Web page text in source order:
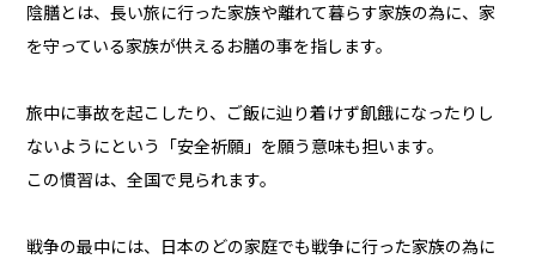
陰膳とは、長い旅に行った家族や離れて暮らす家族の為に、家
を守っている家族が供えるお膳の事を指します。
旅中に事故を起こしたり、ご飯に辿り着けず飢餓になったりし
ないようにという「安全祈願」を願う意味も担います。
この慣習は、全国で見られます。
戦争の最中には、日本のどの家庭でも戦争に行った家族の為に